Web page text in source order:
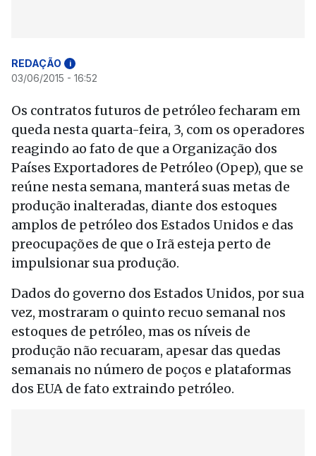
REDAÇÃO i
03/06/2015 - 16:52
Os contratos futuros de petróleo fecharam em
queda nesta quarta-feira, 3, com os operadores
reagindo ao fato de que a Organização dos
Países Exportadores de Petróleo (Opep), que se
reúne nesta semana, manterá suas metas de
produção inalteradas, diante dos estoques
amplos de petróleo dos Estados Unidos e das
preocupações de que o Irã esteja perto de
impulsionar sua produção.
Dados do governo dos Estados Unidos, por sua
vez, mostraram o quinto recuo semanal nos
estoques de petróleo, mas os níveis de
produção não recuaram, apesar das quedas
semanais no número de poços e plataformas
dos EUA de fato extraindo petróleo.